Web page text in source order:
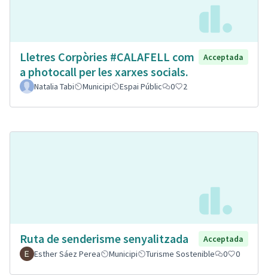
Lletres Corpòries #CALAFELL com
a photocall per les xarxes socials.
Acceptada
Natalia Tabi Municipi Espai Públic 0 2
Ruta de senderisme senyalitzada
Acceptada
Esther Sáez Perea
Municipi Turisme Sostenible 0 0